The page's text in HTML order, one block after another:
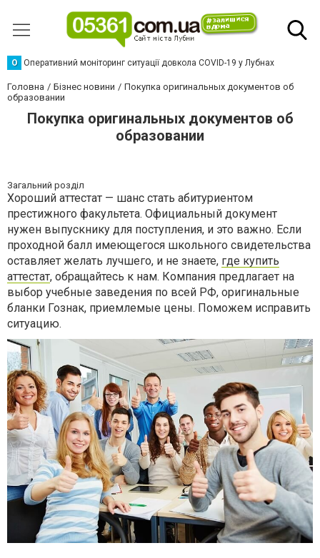
О Оперативний моніторинг ситуації довкола COVID-19 у Лубнах
Головна Бізнес новини
Покупка оригинальных документов об
образовании
Покупка оригинальных документов об
образовании
Загальний розділ
Хороший аттестат — шанс стать абитуриентом
престижного факультета. Официальный документ
нужен выпускнику для поступления, и это важно. Если
проходной балл имеющегося школьного свидетельства
оставляет желать лучшего, и не знаете, где купить
аттестат, обращайтесь к нам. Компания предлагает на
выбор учебные заведения по всей РФ, оригинальные
бланки Гознак, приемлемые цены. Поможем исправить
ситуацию.